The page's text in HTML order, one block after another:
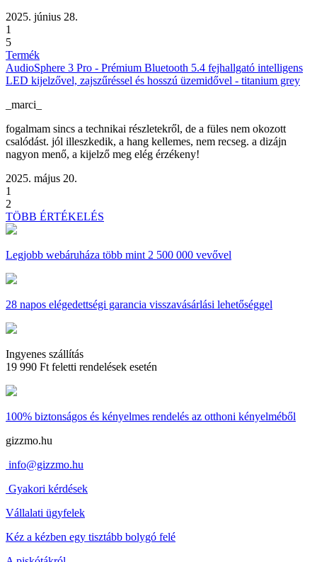
2025. június 28.
1
5
Termék
AudioSphere 3 Pro - Prémium Bluetooth 5.4 fejhallgató intelligens
LED kijelzővel, zajszűréssel és hosszú üzemidővel - titanium grey
_marci_
fogalmam sincs a technikai részletekről, de a füles nem okozott
csalódást. jól illeszkedik, a hang kellemes, nem recseg. a dizájn
nagyon menő, a kijelző meg elég érzékeny!
2025. május 20.
1
2
TÖBB ÉRTÉKELÉS
Legjobb webáruháza több mint 2 500 000 vevővel
28 napos elégedettségi garancia visszavásárlási lehetőséggel
Ingyenes szállítás
19 990 Ft feletti rendelések esetén
100% biztonságos és kényelmes rendelés az otthoni kényelméből
gizzmo.hu
info@gizzmo.hu
Gyakori kérdések
Vállalati ügyfelek
Kéz a kézben egy tisztább bolygó felé